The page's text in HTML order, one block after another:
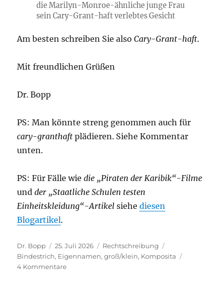
die Marilyn-Monroe-ähnliche junge Frau
sein Cary-Grant-haft verlebtes Gesicht
Am besten schreiben Sie alsoCary-Grant-haft.
Mit freundlichen Grüßen
Dr. Bopp
PS: Man könnte streng genommen auch für
cary-granthaft plädieren. Siehe Kommentar
unten.
PS: Für Fälle wiedie „Piraten der Karibik“-Filme
undder „Staatliche Schulen testen
Einheitskleidung“-Artikel siehediesen
Blogartikel.
Autor
Dr. Bopp
Veröffentlicht
am
25. Juli 2026 Kategorien
Rechtschreibung
Bindestrich, Eigennamen,groß/klein, Komposita
4 Kommentarezu